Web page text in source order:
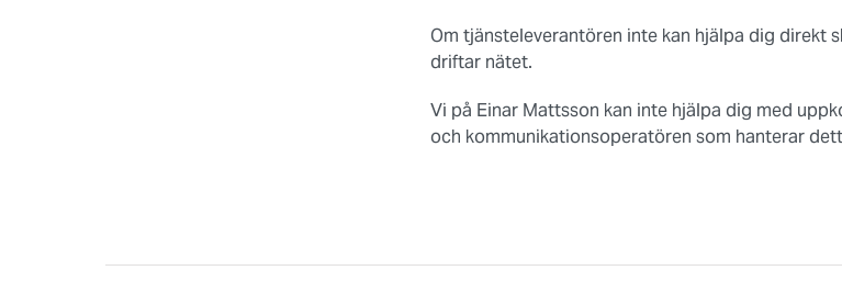
Om tjänsteleverantören inte kan hjälpa dig direkt
driftar nätet.
Vi på Einar Mattsson kan inte hjälpa dig med
och kommunikationsoperatören som hanterar